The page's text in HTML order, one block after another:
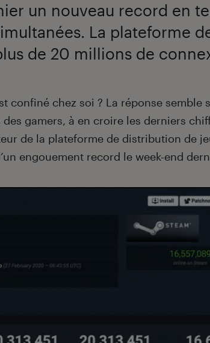
un nouveau record en
La plateforme
de 20 millions de
confiné chez soi ? La réponse semble
des gamers, à en croire les derniers
de la plateforme de distribution de
engouement record le week-end